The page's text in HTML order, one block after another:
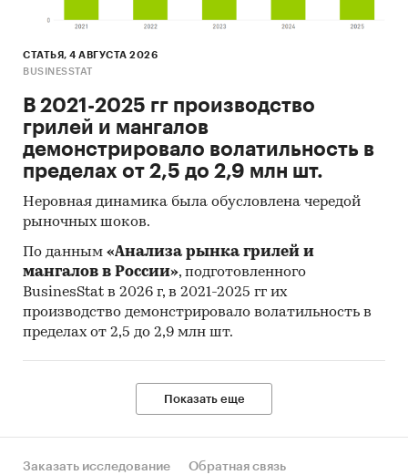
Азовского моря возле поселка *** нет прямых
конкурентов данному проекту. Ближайшие
конкуренты находятся в Таганроге, причем
дома на первой линии моря – большая
редкость.
***
чувствительных секторов экономики. Он
быстро реагирует даже на незначительные
изменения спроса, а также на перемены
ситуации в экономике. Сложное
экономическое положение в стране дает
негативный эффект во всех сферах развития
экономики.
исследование компании MACON Realty Group
показало, что развитие строительной отрасли в
ближайшем будущем значительно замедлится,
что обусловлено кризисными явлениями в
СТАТЬЯ, 4 АВГУСТА 2026
BUSINESSTAT
В 2021-2025 гг производство
грилей и мангалов
демонстрировало волатильность в
пределах от 2,5 до 2,9 млн шт.
Неровная динамика была обусловлена чередой
рыночных шоков.
По данным «Анализа рынка грилей и
мангалов в России», подготовленного
BusinesStat в 2026 г, в 2021-2025 гг их
производство демонстрировало волатильность в
пределах от 2,5 до 2,9 млн шт.
Показать еще
Заказать исследование Обратная связь